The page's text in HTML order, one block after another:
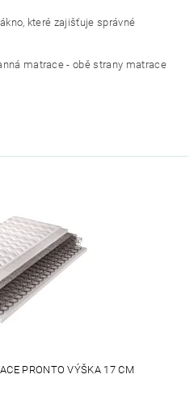
které zajišťuje správné
matrace - obě strany matrace
PRONTO VÝŠKA 17 CM